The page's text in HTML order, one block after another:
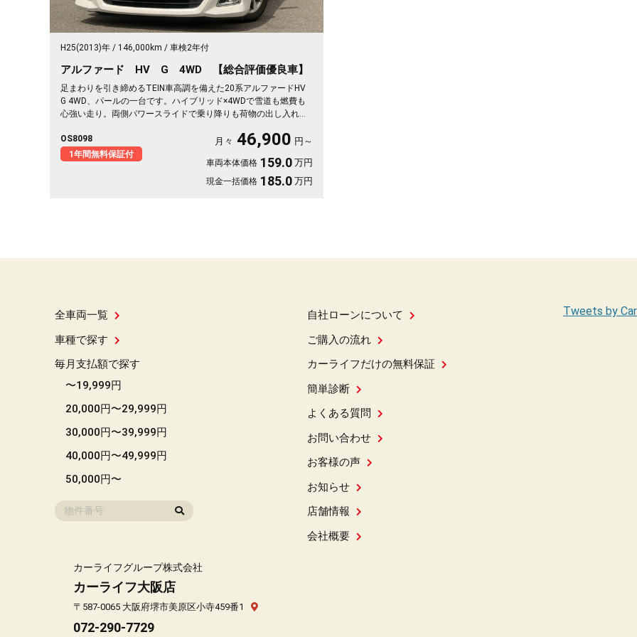
H25(2013)年 146,000km 車検2年付
アルファード HV G 4WD 【総合評価優良車】
足まわりを引き締めるTEIN車高調を備えた20系アルファードHV
G 4WD、パールの一台です。ハイブリッド×4WDで雪道も燃費も
心強い走り。両側パワースライドで乗り降りも荷物の出し入れも
動もゆったりくつろげます。仕事終わりの遠出も、趣味の遠征も
余裕の空間で。この一台なら移動そのものが楽しみに変わります
🚗✨💺🙌😎《1年保証付》
OS8098
1年間無料保証付
月々 46,900 円～
車両本体価格 159.0 万円
現金一括価格 185.0 万円
全車両一覧
車種で探す
毎月支払額で探す
〜19,999円
20,000円〜29,999円
30,000円〜39,999円
40,000円〜49,999円
50,000円〜
自社ローンについて
ご購入の流れ
カーライフだけの無料保証
簡単診断
よくある質問
お問い合わせ
お客様の声
お知らせ
店舗情報
会社概要
Tweets by
カーライフグループ株式会社
カーライフ大阪店
〒587-0065 大阪府堺市美原区小寺459番1
072-290-7729